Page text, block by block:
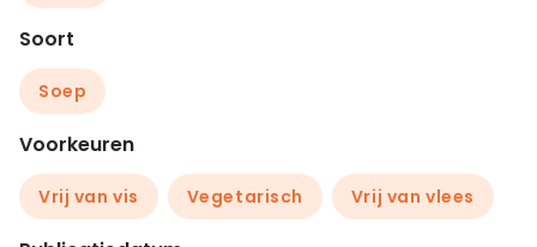
Soort
Soep
Voorkeuren
Vrij van vis Vegetarisch Vrij van vlees